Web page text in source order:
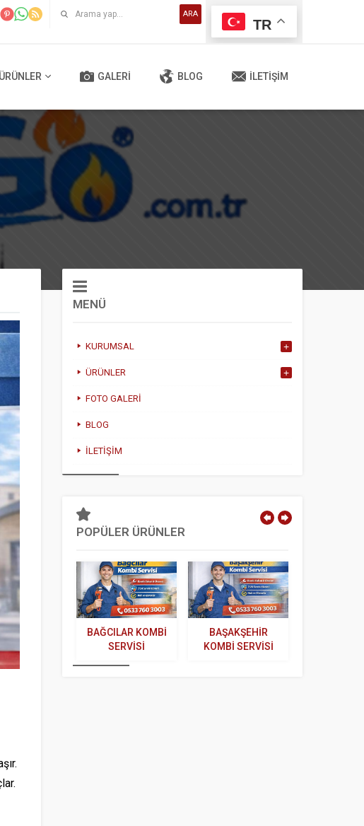
TR
ARA
ÜRÜNLER GALERI BLOG İLETIŞIM
MENÜ
KURUMSAL
ÜRÜNLER
FOTO GALERI
BLOG
İLETIŞIM
POPÜLER ÜRÜNLER
KOMBI
BAĞCILAR KOMBI
SERVISI
BAŞAKŞEHIR
KOMBI SERVISI